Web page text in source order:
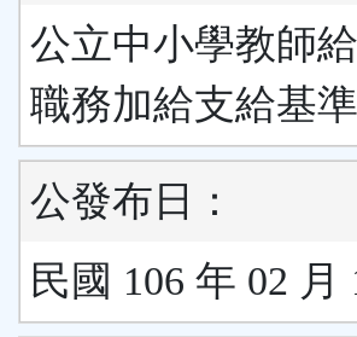
公立中小學教師
職務加給支給基準
公發布日：
民國 106 年 02 月